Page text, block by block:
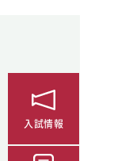
入試情報